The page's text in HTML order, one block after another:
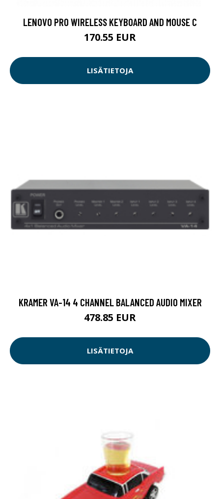
LENOVO PRO WIRELESS KEYBOARD AND MOUSE C
170.55 EUR
LISÄTIETOJA
KRAMER VA-14 4 CHANNEL BALANCED AUDIO MIXER
478.85 EUR
LISÄTIETOJA